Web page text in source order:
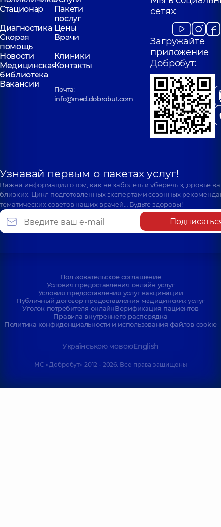
Стационар
Пакети
послуг
Диагностика Цены
Скорая
помощь
Врачи
Новости
Клиники
Медицинская
библиотека
Контакты
Вакансии
Почта:
info@med.dobrobut.com
сетях:
Загружайте
приложение
Добробут:
Узнавай первым о пакетах услуг!
Важна информация о том, как не заболеть и уберечь здоровье
близких. Цикл подготовленных экспертами сезонных
тематических советов наших врачей… Будьте здоровы!
Пользовательское соглашение
Условия предоставления онлайн услуг
Условия предоставления услуг вакцинации
Публичный договор предоставления медицинских услуг
Уголок потребителя онлайнВерификация пациентов
Правила внутреннего распорядка
Политика конфиденциальности и использования файлов cookie
Українською мовоюEnglish
МС «Добробут» 2012 - 2026. Все права защищены